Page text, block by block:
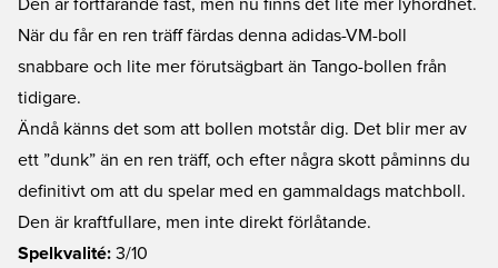
Den är fortfarande fast, men nu finns det lite mer lyhördhet.
När du får en ren träff färdas denna adidas-VM-boll
snabbare och lite mer förutsägbart än Tango-bollen från
tidigare.
Ändå känns det som att bollen motstår dig. Det blir mer av
ett ”dunk” än en ren träff, och efter några skott påminns du
definitivt om att du spelar med en gammaldags matchboll.
Den är kraftfullare, men inte direkt förlåtande.
Spelkvalité: 3/10